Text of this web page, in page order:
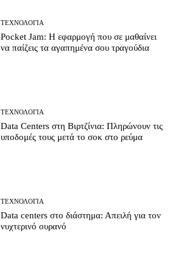
ΤΕΧΝΟΛΟΓΊΑ
Pocket Jam: Η εφαρμογή που σε μαθαίνει
να παίζεις τα αγαπημένα σου τραγούδια
ΤΕΧΝΟΛΟΓΊΑ
Data Centers στη Βιρτζίνια: Πληρώνουν τις
υποδομές τους μετά το σοκ στο ρεύμα
ΤΕΧΝΟΛΟΓΊΑ
Data centers στο διάστημα: Απειλή για τον
νυχτερινό ουρανό